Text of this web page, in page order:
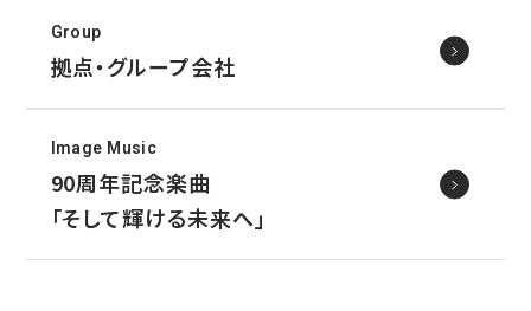
インダストリアルマシナリ事業
事例/製品紹介
アフターサービスへの取り組み
新たな取り組み
熱交換器
新卒採用に関して
キャリア採用に関して
サイトマップ
資料ダウンロード
EN
Group
拠点・グループ会社
Image Music
90周年記念楽曲
「そして輝ける未来へ」